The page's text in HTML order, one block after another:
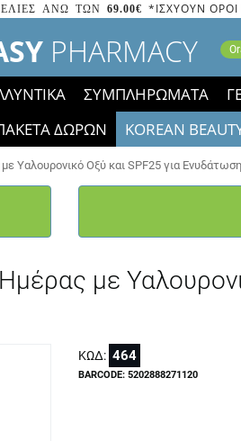
ΑΝΩ ΤΩΝ 69.00€ *ΙΣΧΥΟΥΝ
PHARMACY
ΣΥΜΠΛΗΡΩΜΑΤΑ
ΔΩΡΩΝ
KOREAN
εκπτώσεων έφυγαν, οι χαμηλές
Οξύ και SPF25 για Ενυδάτωση
με
ΚΩΔ: 464
BARCODE: 5202888271120